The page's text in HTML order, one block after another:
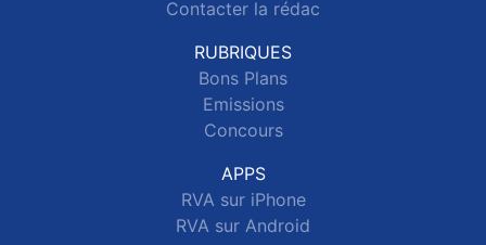
Contacter la rédac
RUBRIQUES
Bons Plans
Emissions
Concours
APPS
RVA sur iPhone
RVA sur Android